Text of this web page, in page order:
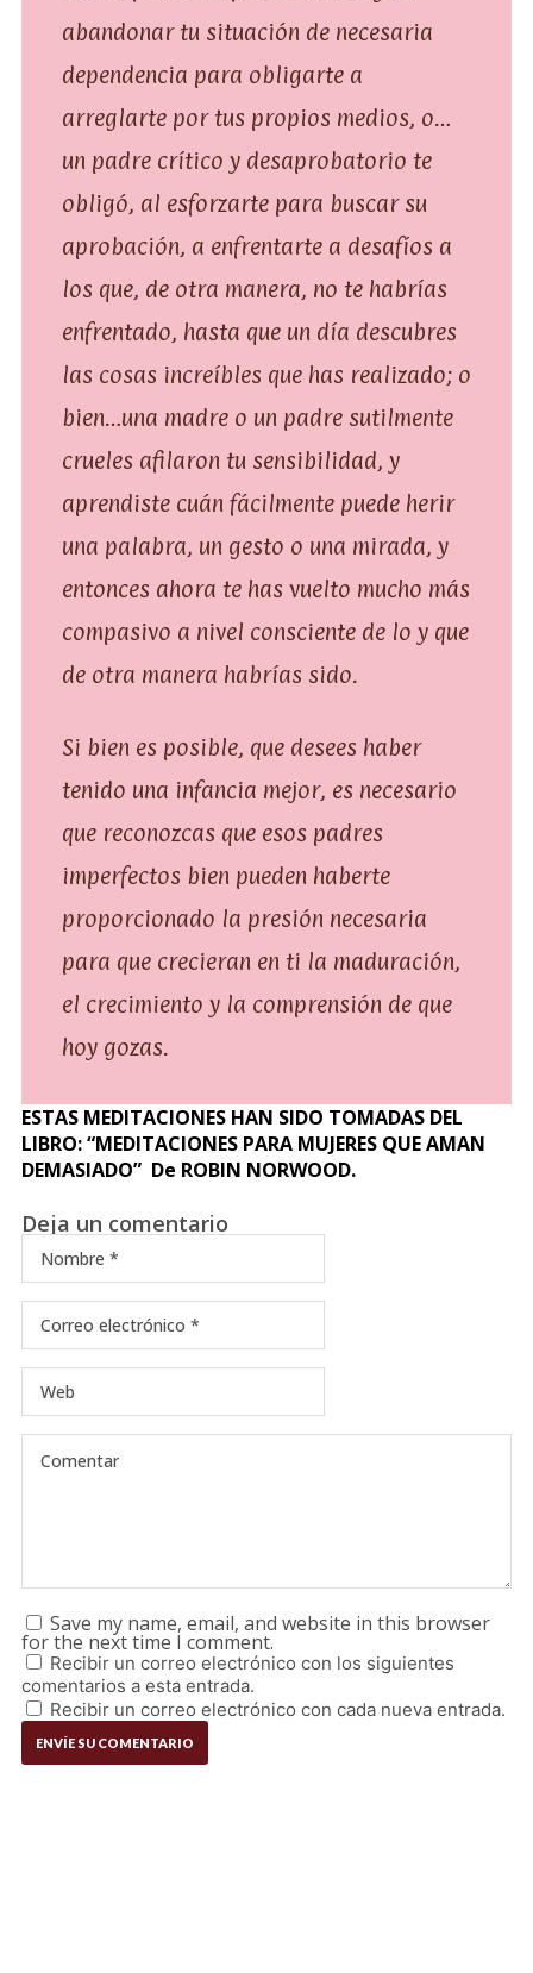
abandonar tu situación de necesaria
dependencia para obligarte a
arreglarte por tus propios medios, o…
un padre crítico y desaprobatorio te
obligó, al esforzarte para buscar su
aprobación, a enfrentarte a desafíos a
los que, de otra manera, no te habrías
enfrentado, hasta que un día descubres
las cosas increíbles que has realizado; o
bien…una madre o un padre sutilmente
crueles afilaron tu sensibilidad, y
aprendiste cuán fácilmente puede herir
una palabra, un gesto o una mirada, y
entonces ahora te has vuelto mucho más
compasivo a nivel consciente de lo y que
de otra manera habrías sido.
Si bien es posible, que desees haber
tenido una infancia mejor, es necesario
que reconozcas que esos padres
imperfectos bien pueden haberte
proporcionado la presión necesaria
para que crecieran en ti la maduración,
el crecimiento y la comprensión de que
hoy gozas.
ESTAS MEDITACIONES HAN SIDO TOMADAS DEL
LIBRO: “MEDITACIONES PARA MUJERES QUE AMAN
DEMASIADO” De ROBIN NORWOOD.
Deja un comentario
Save my name, email, and website in this browser
for the next time I comment.
Recibir un correo electrónico con los siguientes
comentarios a esta entrada.
Recibir un correo electrónico con cada nueva entrada.